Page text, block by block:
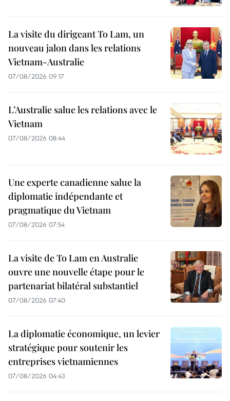
La visite du dirigeant To Lam, un
nouveau jalon dans les relations
Vietnam-Australie
07/08/2026 09:17
L’Australie salue les relations avec le
Vietnam
07/08/2026 08:44
Une experte canadienne salue la
diplomatie indépendante et
pragmatique du Vietnam
07/08/2026 07:54
La visite de To Lam en Australie
ouvre une nouvelle étape pour le
partenariat bilatéral substantiel
07/08/2026 07:40
La diplomatie économique, un levier
stratégique pour soutenir les
entreprises vietnamiennes
07/08/2026 04:43